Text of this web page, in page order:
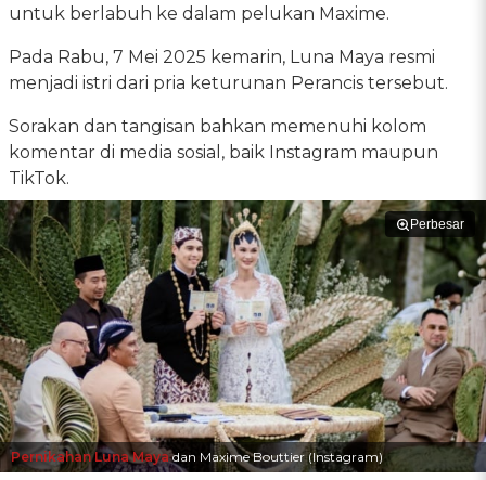
untuk berlabuh ke dalam pelukan Maxime.
Pada Rabu, 7 Mei 2025 kemarin, Luna Maya resmi
menjadi istri dari pria keturunan Perancis tersebut.
Sorakan dan tangisan bahkan memenuhi kolom
komentar di media sosial, baik Instagram maupun
TikTok.
Perbesar
Pernikahan Luna Mayadan Maxime Bouttier (Instagram)